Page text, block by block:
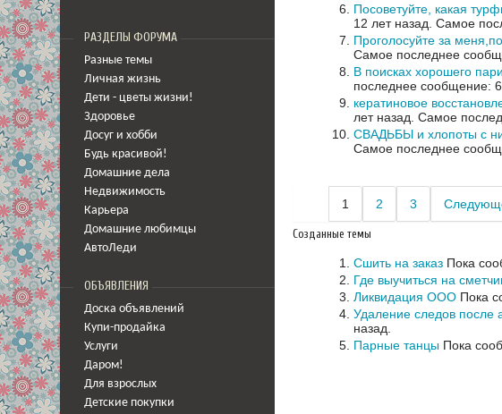
РАЗДЕЛЫ ФОРУМА
Разные темы
Личная жизнь
Дети - цветы жизни!
Здоровье
Досуг и хобби
Будь красивой!
Домашние дела
Недвижимость
Карьера
Домашние любимцы
АвтоЛеди
ОБЪЯВЛЕНИЯ
Доска объявлений
Купи-продайка
Услуги
Даром!
Для взрослых
Детские покупки
Посоветуйте, какая
12 лет назад. Самое
Проголосуйте за
Самое последнее
В поисках хорошего
последнее сообщение:
кератиновое
лет назад. Самое
СВАДЬБЫ и хлопоты с
Самое последнее
1 2 3
Созданные темы
Сшить на заказ Пока
Где выучиться на
Ликвидация ООО Пока
Удаление следов после
назад.
Парные танцы Пока